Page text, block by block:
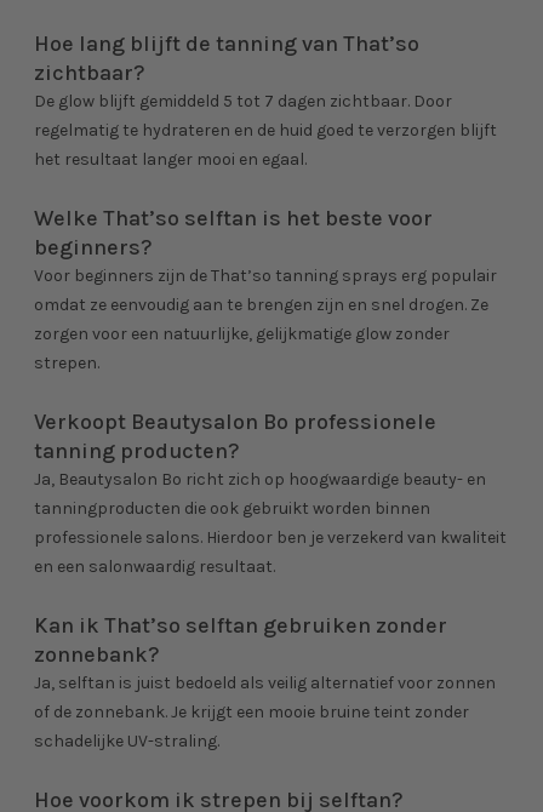
Hoe lang blijft de tanning van That’so
zichtbaar?
De glow blijft gemiddeld 5 tot 7 dagen zichtbaar. Door
regelmatig te hydrateren en de huid goed te verzorgen blijft
het resultaat langer mooi en egaal.
Welke That’so selftan is het beste voor
beginners?
Voor beginners zijn de That’so tanning sprays erg populair
omdat ze eenvoudig aan te brengen zijn en snel drogen. Ze
zorgen voor een natuurlijke, gelijkmatige glow zonder
strepen.
Verkoopt Beautysalon Bo professionele
tanning producten?
Ja, Beautysalon Bo richt zich op hoogwaardige beauty- en
tanningproducten die ook gebruikt worden binnen
professionele salons. Hierdoor ben je verzekerd van kwaliteit
en een salonwaardig resultaat.
Kan ik That’so selftan gebruiken zonder
zonnebank?
Ja, selftan is juist bedoeld als veilig alternatief voor zonnen
of de zonnebank. Je krijgt een mooie bruine teint zonder
schadelijke UV-straling.
Hoe voorkom ik strepen bij selftan?